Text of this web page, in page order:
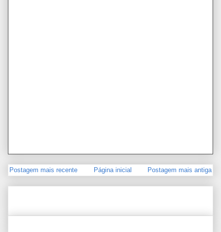
Postagem mais recente Postagem mais antiga
Página inicial